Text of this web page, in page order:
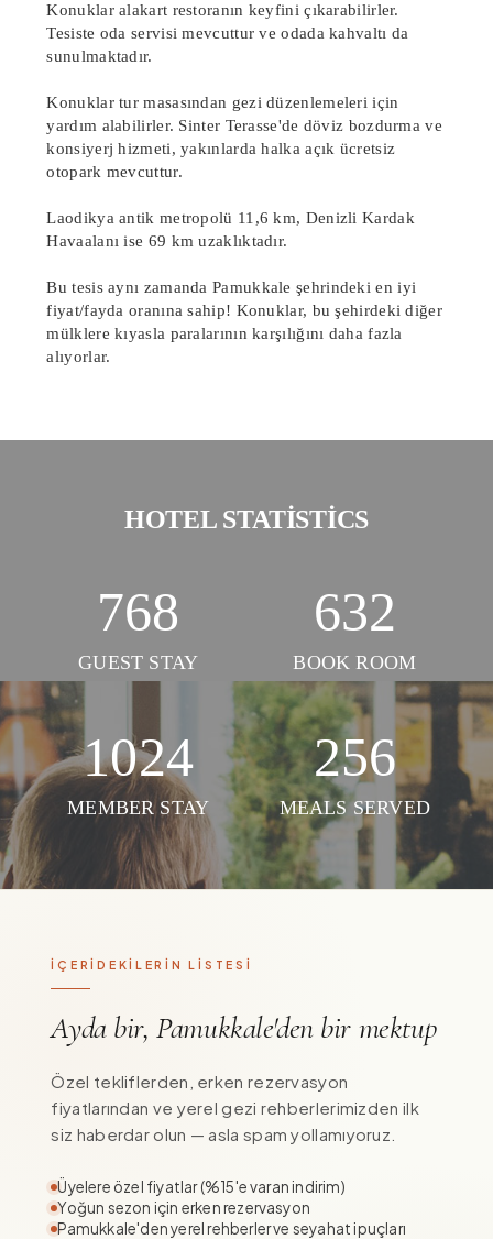
Konuklar alakart restoranın keyfini çıkarabilirler.
Tesiste oda servisi mevcuttur ve odada kahvaltı da
sunulmaktadır.
Konuklar tur masasından gezi düzenlemeleri için
yardım alabilirler. Sinter Terasse'de döviz bozdurma ve
konsiyerj hizmeti, yakınlarda halka açık ücretsiz
otopark mevcuttur.
Laodikya antik metropolü 11,6 km, Denizli Kardak
Havaalanı ise 69 km uzaklıktadır.
Bu tesis aynı zamanda Pamukkale şehrindeki en iyi
fiyat/fayda oranına sahip! Konuklar, bu şehirdeki diğer
mülklere kıyasla paralarının karşılığını daha fazla
alıyorlar.
HOTEL STATISTICS
768
GUEST STAY
632
BOOK ROOM
1024
MEMBER STAY
256
MEALS SERVED
İÇERİDEKİLERİN LİSTESİ
Ayda bir, Pamukkale'den bir mektup
Özel tekliflerden, erken rezervasyon
fiyatlarından ve yerel gezi rehberlerimizden ilk
siz haberdar olun — asla spam yollamıyoruz.
Üyelere özel fiyatlar (%15'e varan indirim)
Yoğun sezon için erken rezervasyon
Pamukkale'den yerel rehberler ve seyahat ipuçları